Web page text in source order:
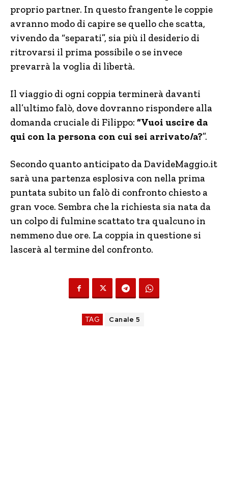
proprio partner. In questo frangente le coppie
avranno modo di capire se quello che scatta,
vivendo da “separati”, sia più il desiderio di
ritrovarsi il prima possibile o se invece
prevarrà la voglia di libertà.
Il viaggio di ogni coppia terminerà davanti
all’ultimo falò, dove dovranno rispondere alla
domanda cruciale di Filippo: “Vuoi uscire da
qui con la persona con cui sei arrivato/a?”.
Secondo quanto anticipato da DavideMaggio.it
sarà una partenza esplosiva con nella prima
puntata subito un falò di confronto chiesto a
gran voce. Sembra che la richiesta sia nata da
un colpo di fulmine scattato tra qualcuno in
nemmeno due ore. La coppia in questione si
lascerà al termine del confronto.
TAG Canale 5